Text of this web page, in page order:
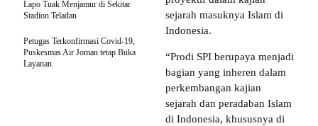
sejarah masuknya Islam di
Indonesia.
“Prodi SPI berupaya menjadi
bagian yang inheren dalam
perkembangan kajian
sejarah dan peradaban Islam
di Indonesia, khususnya di
Lapo Tuak Menjamur di Sekitar
Stadion Teladan
Petugas Terkonfirmasi Covid-19,
Puskesmas Air Joman tetap Buka
Layanan